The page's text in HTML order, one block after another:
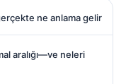
ne anlama gelir
aralığı—ve neleri